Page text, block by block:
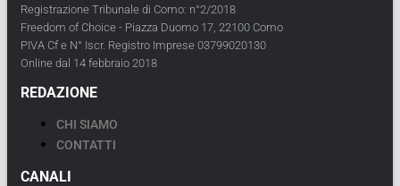
Registrazione Tribunale di Como: n°2/2018
Freedom of Choice - Piazza Duomo 17, 22100 Como
PIVA Cf e N° Iscr. Registro Imprese 03799020130
Online dal 14 febbraio 2018
REDAZIONE
CHI SIAMO
CONTATTI
CANALI